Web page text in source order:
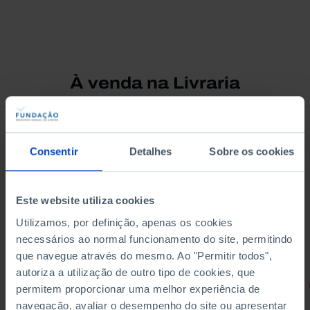
Consentir Detalhes Sobre os cookies
Este website utiliza cookies
Utilizamos, por definição, apenas os cookies
necessários ao normal funcionamento do site, permitindo
que navegue através do mesmo. Ao "Permitir todos",
autoriza a utilização de outro tipo de cookies, que
permitem proporcionar uma melhor experiência de
navegação, avaliar o desempenho do site ou apresentar
À venda na Livraria
RETRATOS